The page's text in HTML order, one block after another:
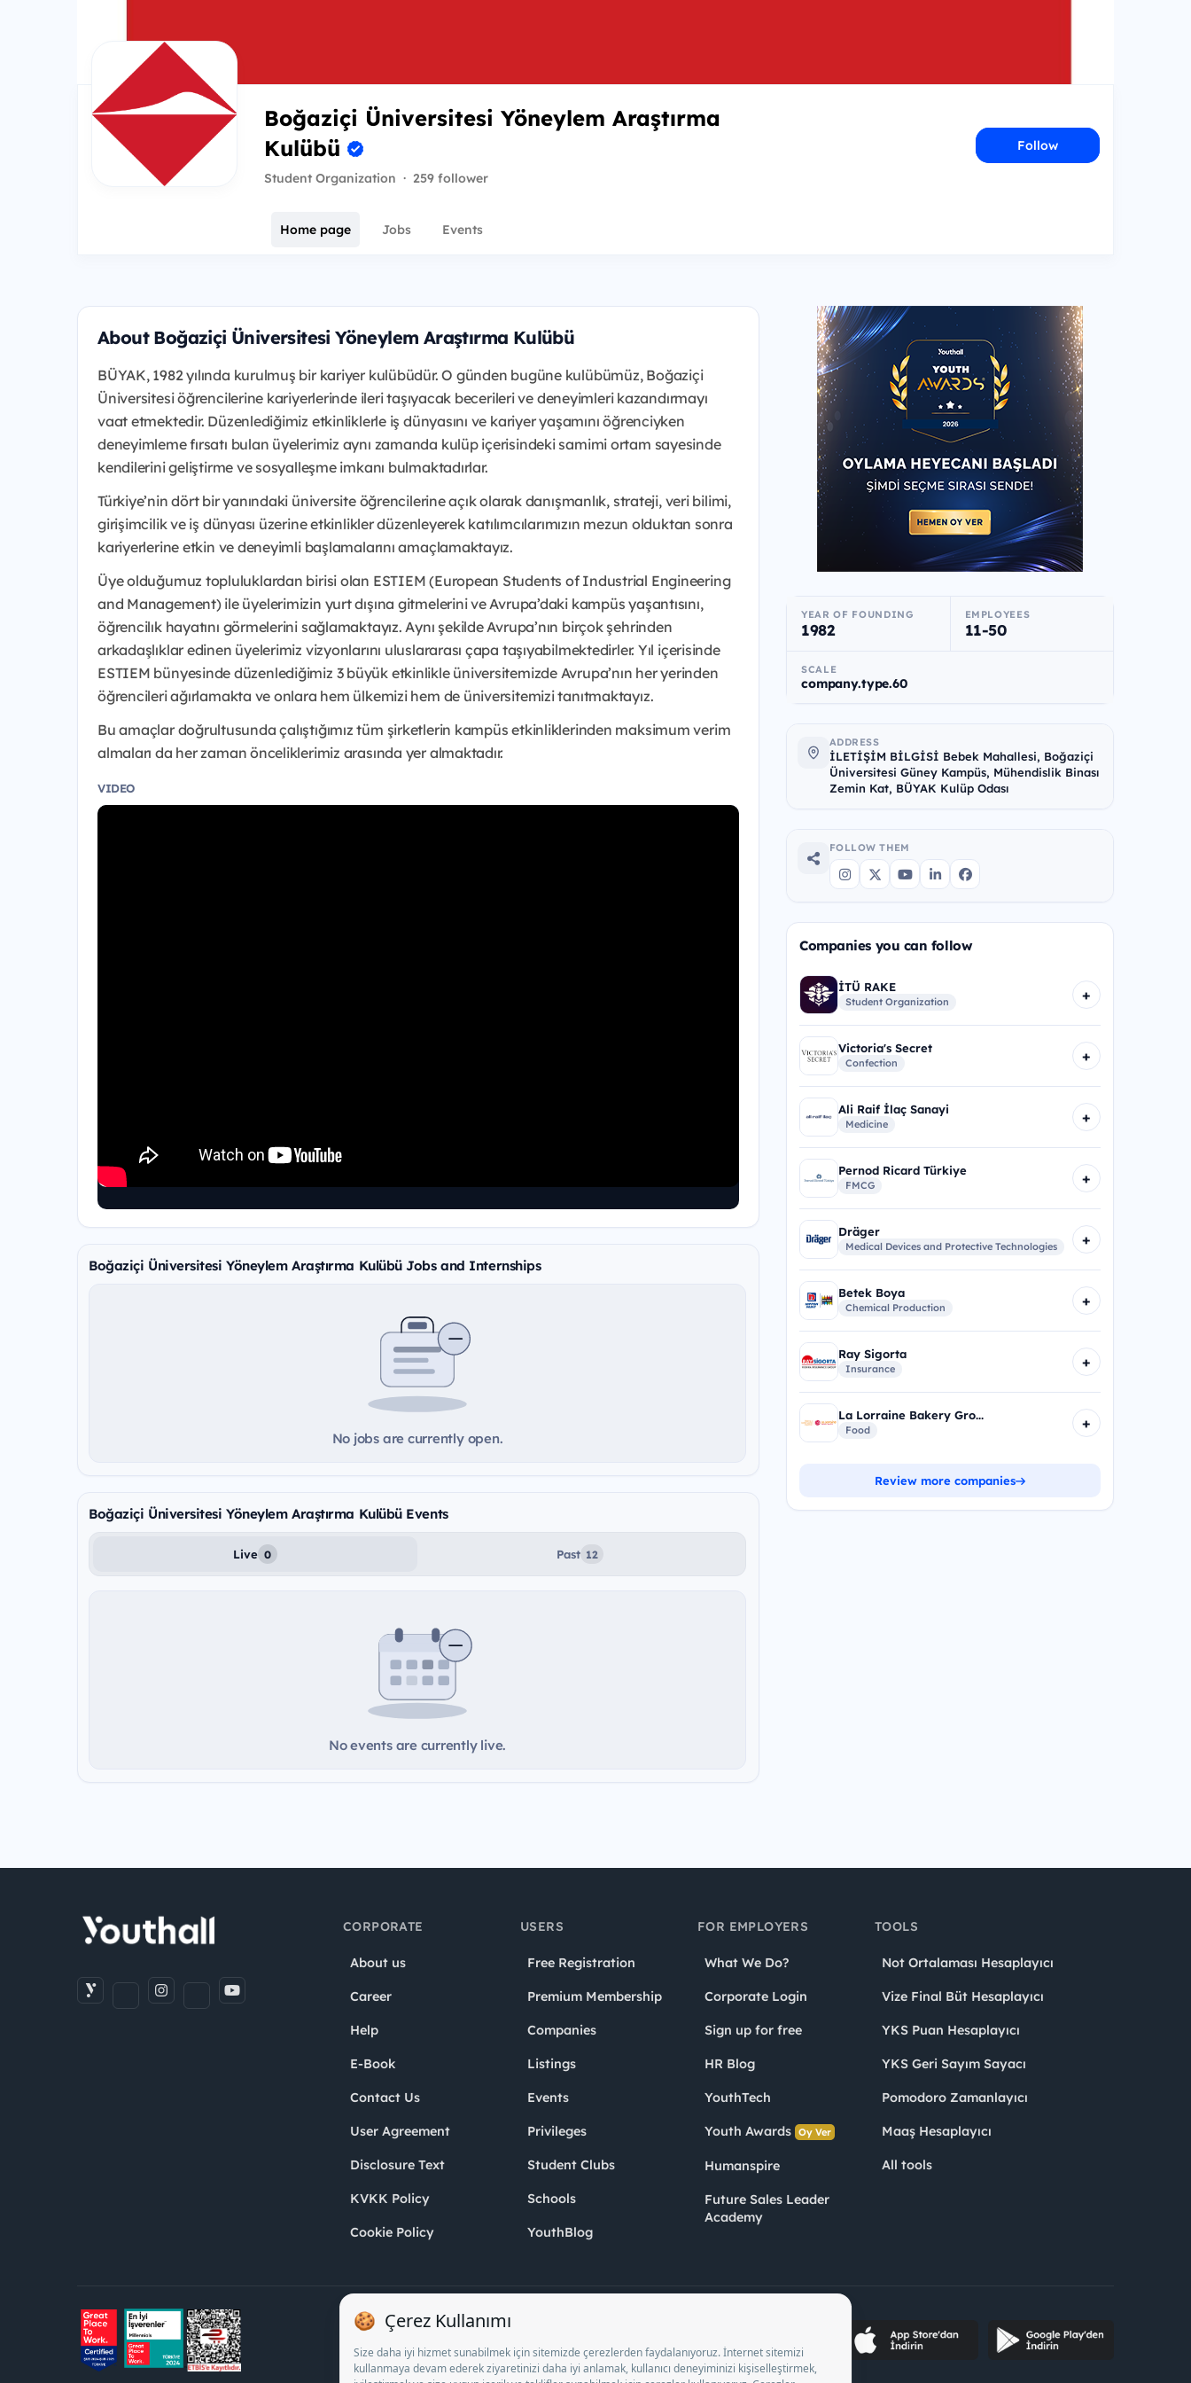
Boğaziçi Üniversitesi Yöneylem Araştırma
Kulübü
Student Organization · 259 follower
Follow
Home page Jobs Events
About Boğaziçi Üniversitesi Yöneylem Araştırma Kulübü
BÜYAK, 1982 yılında kurulmuş bir kariyer kulübüdür. O günden bugüne kulübümüz, Boğaziçi
Üniversitesi öğrencilerine kariyerlerinde ileri taşıyacak becerileri ve deneyimleri kazandırmayı
vaat etmektedir. Düzenlediğimiz etkinliklerle iş dünyasını ve kariyer yaşamını öğrenciyken
deneyimleme fırsatı bulan üyelerimiz aynı zamanda kulüp içerisindeki samimi ortam sayesinde
kendilerini geliştirme ve sosyalleşme imkanı bulmaktadırlar.
Türkiye’nin dört bir yanındaki üniversite öğrencilerine açık olarak danışmanlık, strateji, veri bilimi,
girişimcilik ve iş dünyası üzerine etkinlikler düzenleyerek katılımcılarımızın mezun olduktan sonra
kariyerlerine etkin ve deneyimli başlamalarını amaçlamaktayız.
Üye olduğumuz topluluklardan birisi olan ESTIEM (European Students of Industrial Engineering
and Management) ile üyelerimizin yurt dışına gitmelerini ve Avrupa’daki kampüs yaşantısını,
öğrencilık hayatını görmelerini sağlamaktayız. Aynı şekilde Avrupa’nın birçok şehrinden
arkadaşlıklar edinen üyelerimiz vizyonlarını uluslararası çapa taşıyabilmektedirler. Yıl içerisinde
ESTIEM bünyesinde düzenlediğimiz 3 büyük etkinlikle üniversitemizde Avrupa’nın her yerinden
öğrencileri ağırlamakta ve onlara hem ülkemizi hem de üniversitemizi tanıtmaktayız.
Bu amaçlar doğrultusunda çalıştığımız tüm şirketlerin kampüs etkinliklerinden maksimum verim
almaları da her zaman önceliklerimiz arasında yer almaktadır.
VIDEO
Boğaziçi Üniversitesi Yöneylem Araştırma Kulübü Jobs and Internships
No jobs are currently open.
Boğaziçi Üniversitesi Yöneylem Araştırma Kulübü Events
Live 0 Past 12
No events are currently live.
YEAR OF FOUNDING
1982
EMPLOYEES
11-50
SCALE
company.type.60
ADDRESS
İLETİŞİM BİLGİSİ Bebek Mahallesi, Boğaziçi
Üniversitesi Güney Kampüs, Mühendislik Binası
Zemin Kat, BÜYAK Kulüp Odası
FOLLOW THEM
Companies you can follow
İTÜ RAKE
Student Organization +
Victoria's Secret
Confection +
Ali Raif İlaç Sanayi
Medicine +
Pernod Ricard Türkiye
FMCG +
Dräger
Medical Devices and Protective Technologies +
Betek Boya
Chemical Production +
Ray Sigorta
Insurance +
La Lorraine Bakery Gro...
Food +
Review more companies
CORPORATE
About us
Career
Help
E-Book
Contact Us
User Agreement
Disclosure Text
KVKK Policy
Cookie Policy
USERS
Free Registration
Premium Membership
Companies
Listings
Events
Privileges
Student Clubs
Schools
YouthBlog
FOR EMPLOYERS
What We Do?
Corporate Login
Sign up for free
HR Blog
YouthTech
Youth Awards Oy Ver
Humanspire
Future Sales Leader
Academy
TOOLS
Not Ortalaması Hesaplayıcı
Vize Final Büt Hesaplayıcı
YKS Puan Hesaplayıcı
YKS Geri Sayım Sayacı
Pomodoro Zamanlayıcı
Maaş Hesaplayıcı
All tools